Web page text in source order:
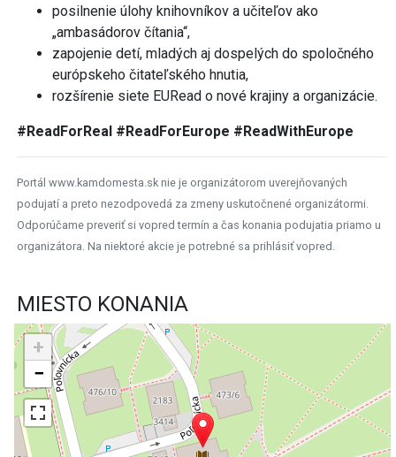
posilnenie úlohy knihovníkov a učiteľov ako
„ambasádorov čítania“,
zapojenie detí, mladých aj dospelých do spoločného
európskeho čitateľského hnutia,
rozšírenie siete EURead o nové krajiny a organizácie.
#ReadForReal #ReadForEurope #ReadWithEurope
Portál www.kamdomesta.sk nie je organizátorom uverejňovaných
podujatí a preto nezodpovedá za zmeny uskutočnené organizátormi.
Odporúčame preveriť si vopred termín a čas konania podujatia priamo u
organizátora. Na niektoré akcie je potrebné sa prihlásiť vopred.
MIESTO KONANIA
+
−